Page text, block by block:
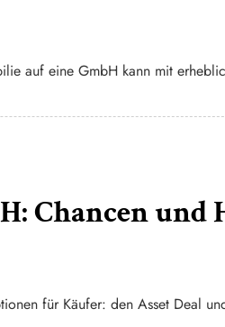
auf eine GmbH kann mit
Chancen und
für Käufer: den Asset Deal